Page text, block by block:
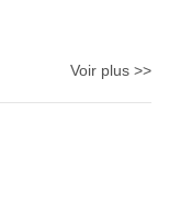
Voir plus >>